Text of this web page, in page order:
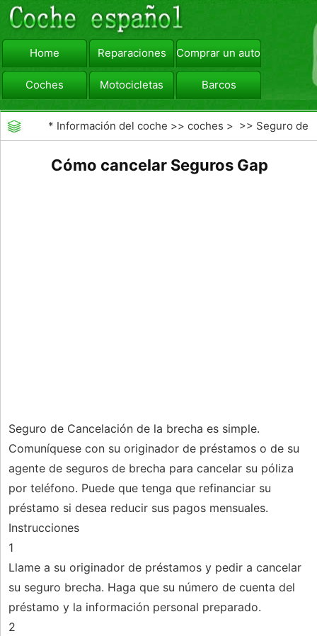
Home Reparaciones Comprar un automóvil
Coches Motocicletas Barcos
viajar Camiones
* Información del coche >>coches > >> Seguro de
Cómo cancelar Seguros Gap
Seguro de Cancelación de la brecha es simple.
Comuníquese con su originador de préstamos o de su
agente de seguros de brecha para cancelar su póliza
por teléfono. Puede que tenga que refinanciar su
préstamo si desea reducir sus pagos mensuales.
Instrucciones
1
Llame a su originador de préstamos y pedir a cancelar
su seguro brecha. Haga que su número de cuenta del
préstamo y la información personal preparado.
2